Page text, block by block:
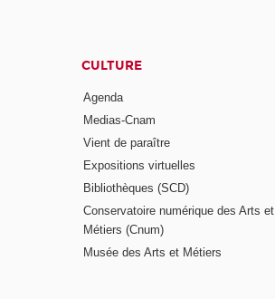
CULTURE
Agenda
Medias-Cnam
Vient de paraître
Expositions virtuelles
Bibliothèques (SCD)
Conservatoire numérique des Arts et
Métiers (Cnum)
Musée des Arts et Métiers